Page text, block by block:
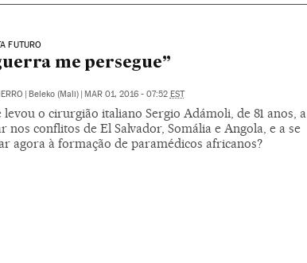
FUTURO
me persegue”
| Beleko (Mali) | MAR 01, 2016 - 07:52 EST
levou o cirurgião italiano Sergio Adámoli, de 81 anos, a
nos conflitos de El Salvador, Somália e Angola, e a se
agora à formação de paramédicos africanos?